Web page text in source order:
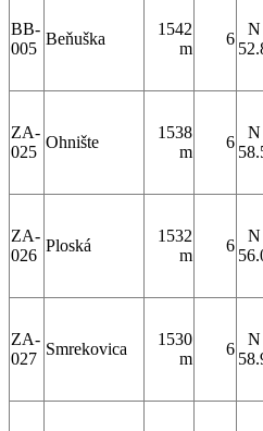
BB-
005
Beňuška
1542
m
6
N
ZA-
025
Ohnište
1538
m
6
N
ZA-
026
Ploská
1532
m
6
N
ZA-
027
Smrekovica
1530
m
6
N